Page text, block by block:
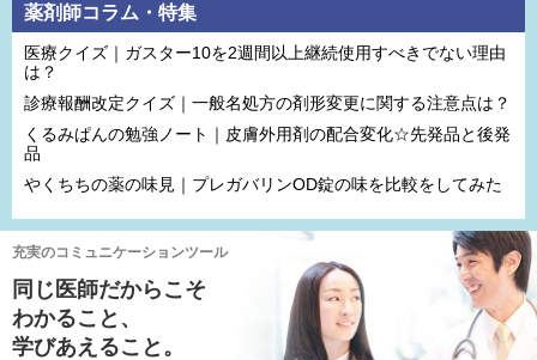
薬剤師コラム・特集
医療クイズ｜ガスター10を2週間以上継続使用すべきでない理由
は？
診療報酬改定クイズ｜一般名処方の剤形変更に関する注意点は？
くるみぱんの勉強ノート｜皮膚外用剤の配合変化☆先発品と後発
品
やくちちの薬の味見｜プレガバリンOD錠の味を比較をしてみた
充実のコミュニケーションツール
同じ医師だからこそ
わかること、
学びあえること。